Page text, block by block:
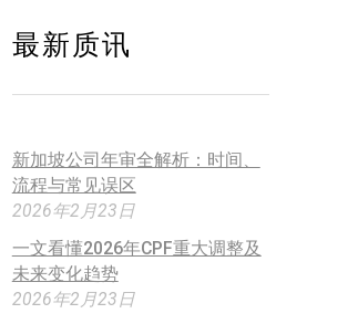
最新质讯
新加坡公司年审全解析：时间、
流程与常见误区
2026年2月23日
一文看懂2026年CPF重大调整及
未来变化趋势
2026年2月23日